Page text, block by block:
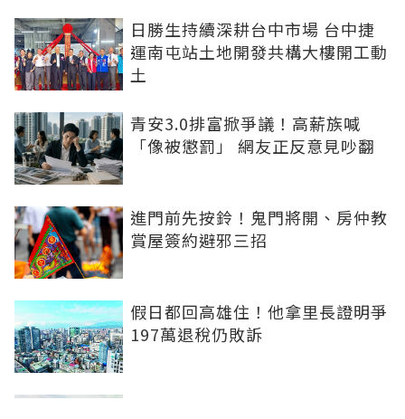
日勝生持續深耕台中市場 台中捷
運南屯站土地開發共構大樓開工動
土
青安3.0排富掀爭議！高薪族喊
「像被懲罰」 網友正反意見吵翻
進門前先按鈴！鬼門將開、房仲教
賞屋簽約避邪三招
假日都回高雄住！他拿里長證明爭
197萬退稅仍敗訴